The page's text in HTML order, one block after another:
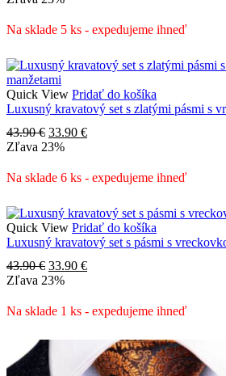
43.90 €.
33.90 €.
Na sklade 5 ks - expedujeme ihneď
Quick View Pridať do košíka
Luxusný kravatový set s zlatými pásmi s
43.90€ Pôvodná
cena
43.90 €.
33.90 €Aktuálna
33.90 €.
Zľava 23%
Na sklade 6 ks - expedujeme ihneď
Quick View Pridať do košíka
Luxusný kravatový set s pásmi s
43.90€ Pôvodná
cena
43.90 €.
33.90 €Aktuálna
33.90 €.
Zľava 23%
Na sklade 1 ks - expedujeme ihneď